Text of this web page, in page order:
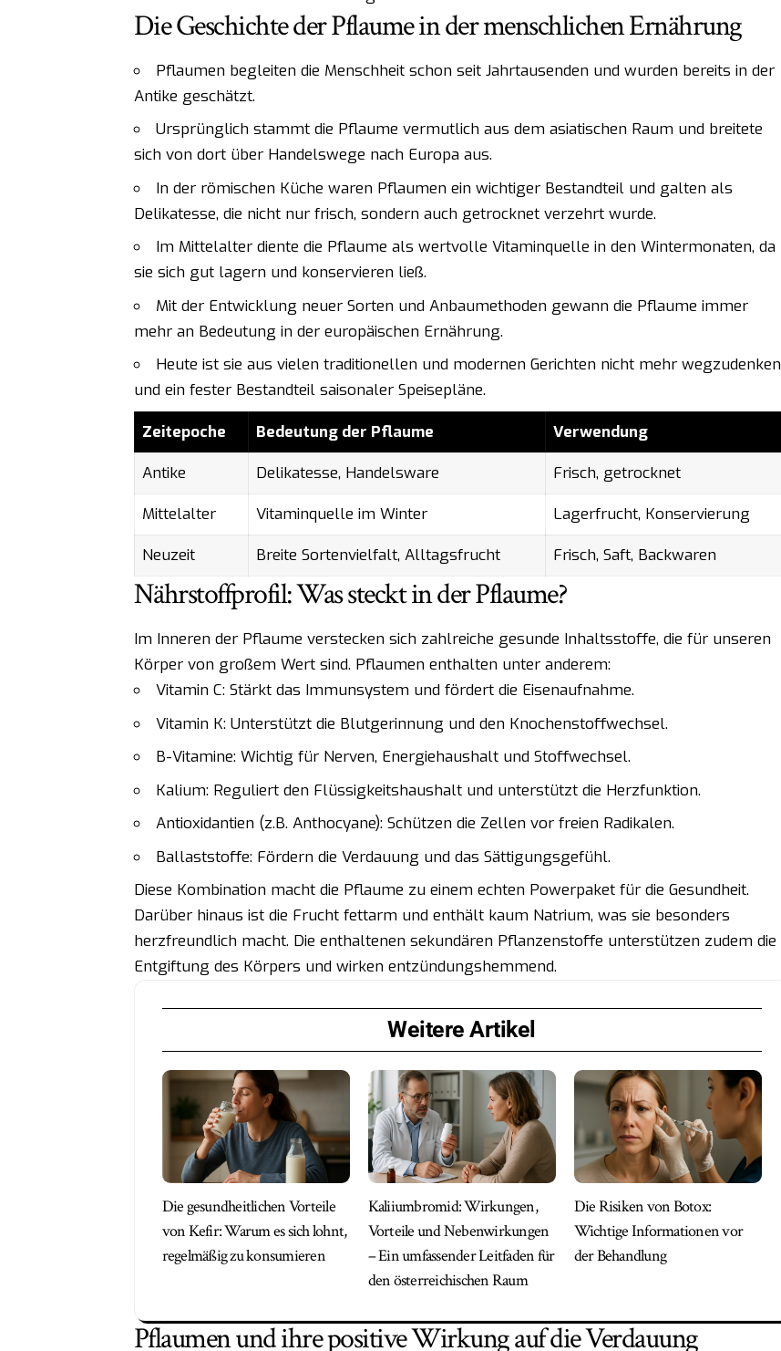
Die Geschichte der Pflaume in der menschlichen Ernährung
Pflaumen begleiten die Menschheit schon seit Jahrtausenden und wurden bereits in der
Antike geschätzt.
Ursprünglich stammt die Pflaume vermutlich aus dem asiatischen Raum und breitete
sich von dort über Handelswege nach Europa aus.
In der römischen Küche waren Pflaumen ein wichtiger Bestandteil und galten als
Delikatesse, die nicht nur frisch, sondern auch getrocknet verzehrt wurde.
Im Mittelalter diente die Pflaume als wertvolle Vitaminquelle in den Wintermonaten, da
sie sich gut lagern und konservieren ließ.
Mit der Entwicklung neuer Sorten und Anbaumethoden gewann die Pflaume immer
mehr an Bedeutung in der europäischen Ernährung.
Heute ist sie aus vielen traditionellen und modernen Gerichten nicht mehr wegzudenken
und ein fester Bestandteil saisonaler Speisepläne.
Zeitepoche
Bedeutung der Pflaume
Verwendung
Antike
Delikatesse, Handelsware
Frisch, getrocknet
Mittelalter
Vitaminquelle im Winter
Lagerfrucht, Konservierung
Neuzeit
Breite Sortenvielfalt, Alltagsfrucht Frisch, Saft, Backwaren
Nährstoffprofil: Was steckt in der Pflaume?
Im Inneren der Pflaume verstecken sich zahlreiche gesunde Inhaltsstoffe, die für unseren
Körper von großem Wert sind. Pflaumen enthalten unter anderem:
Vitamin C: Stärkt das Immunsystem und fördert die Eisenaufnahme.
Vitamin K: Unterstützt die Blutgerinnung und den Knochenstoffwechsel.
B-Vitamine: Wichtig für Nerven, Energiehaushalt und Stoffwechsel.
Kalium: Reguliert den Flüssigkeitshaushalt und unterstützt die Herzfunktion.
Antioxidantien (z.B. Anthocyane): Schützen die Zellen vor freien Radikalen.
Ballaststoffe: Fördern die Verdauung und das Sättigungsgefühl.
Diese Kombination macht die Pflaume zu einem echten Powerpaket für die Gesundheit.
Darüber hinaus ist die Frucht fettarm und enthält kaum Natrium, was sie besonders
herzfreundlich macht. Die enthaltenen sekundären Pflanzenstoffe unterstützen zudem die
Entgiftung des Körpers und wirken entzündungshemmend.
Weitere Artikel
Die gesundheitlichen Vorteile
von Kefir: Warum es sich lohnt,
regelmäßig zu konsumieren
Kalii­umbromid: Wirkungen,
Vorteile und Nebenwirkungen
– Ein umfassender Leitfaden für
den österreichischen Raum
Die Risiken von Botox:
Wichtige Informationen vor
der Behandlung
Pflaumen und ihre positive Wirkung auf die Verdauung